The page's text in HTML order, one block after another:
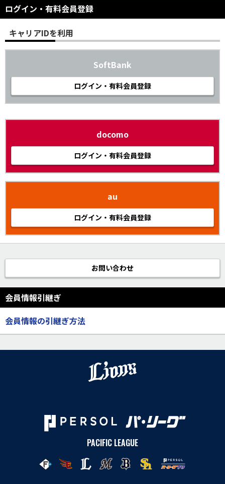
ログイン・有料会員登録
キャリアIDを利用
SoftBank
ログイン・有料会員登録
docomo
ログイン・有料会員登録
au
ログイン・有料会員登録
お問い合わせ
会員情報引継ぎ
会員情報の引継ぎ方法
PACIFIC LEAGUE